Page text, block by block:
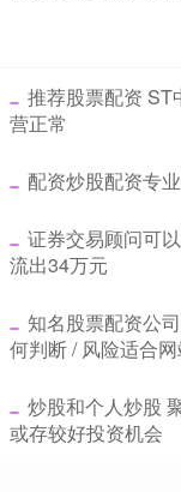
推荐股票配资 ST
营正常
配资炒股配资专
证券交易顾问可
流出34万元
知名股票配资公
何判断 / 风险适合
炒股和个人炒股
或存较好投资机会